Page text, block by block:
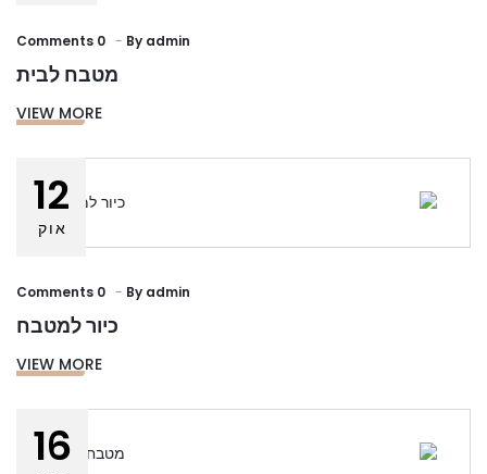
By admin
0 Comments
מטבח לבית
VIEW MORE
12
אוק
By admin
0 Comments
כיור למטבח
VIEW MORE
16